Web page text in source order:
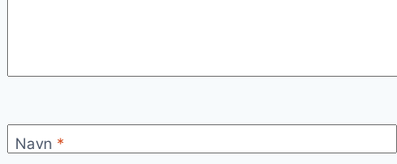
Navn *